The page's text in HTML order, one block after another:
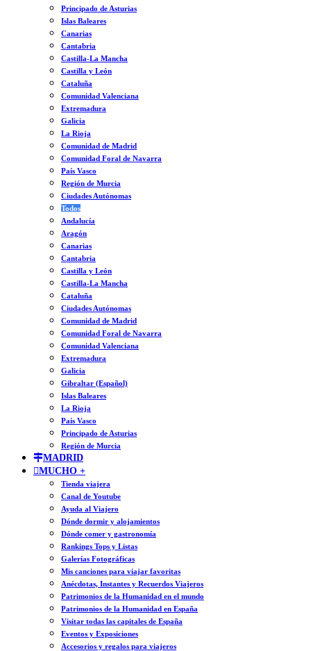
Principado de Asturias
Islas Baleares
Canarias
Cantabria
Castilla-La Mancha
Castilla y León
Cataluña
Comunidad Valenciana
Extremadura
Galicia
La Rioja
Comunidad de Madrid
Comunidad Foral de Navarra
País Vasco
Región de Murcia
Ciudades Autónomas
Todos
Andalucía
Aragón
Canarias
Cantabria
Castilla y León
Castilla-La Mancha
Cataluña
Ciudades Autónomas
Comunidad de Madrid
Comunidad Foral de Navarra
Comunidad Valenciana
Extremadura
Galicia
Gibraltar (Español)
Islas Baleares
La Rioja
País Vasco
Principado de Asturias
Región de Murcia
MADRID
MUCHO +
Tienda viajera
Canal de Youtube
Ayuda al Viajero
Dónde dormir y alojamientos
Dónde comer y gastronomía
Rankings Tops y Listas
Galerías Fotográficas
Mis canciones para viajar favoritas
Anécdotas, Instantes y Recuerdos Viajeros
Patrimonios de la Humanidad en el mundo
Patrimonios de la Humanidad en España
Visitar todas las capitales de España
Eventos y Exposiciones
Accesorios y regalos para viajeros